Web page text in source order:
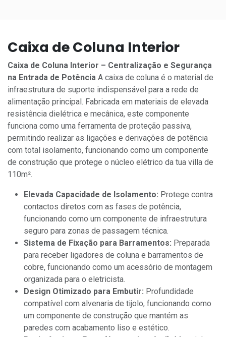
Caixa de Coluna Interior
Caixa de Coluna Interior – Centralização e Segurança
na Entrada de Potência A caixa de coluna é o material de
infraestrutura de suporte indispensável para a rede de
alimentação principal. Fabricada em materiais de elevada
resistência dielétrica e mecânica, este componente
funciona como uma ferramenta de proteção passiva,
permitindo realizar as ligações e derivações de potência
com total isolamento, funcionando como um componente
de construção que protege o núcleo elétrico da tua villa de
110m².
Elevada Capacidade de Isolamento: Protege contra
contactos diretos com as fases de potência,
funcionando como um componente de infraestrutura
seguro para zonas de passagem técnica.
Sistema de Fixação para Barramentos: Preparada
para receber ligadores de coluna e barramentos de
cobre, funcionando como um acessório de montagem
organizada para o eletricista.
Design Otimizado para Embutir: Profundidade
compatível com alvenaria de tijolo, funcionando como
um componente de construção que mantém as
paredes com acabamento liso e estético.